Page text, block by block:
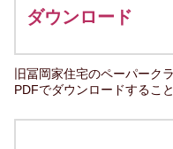
ダウンロード
旧冨岡家住宅のペーパーク
PDFでダウンロードするこ